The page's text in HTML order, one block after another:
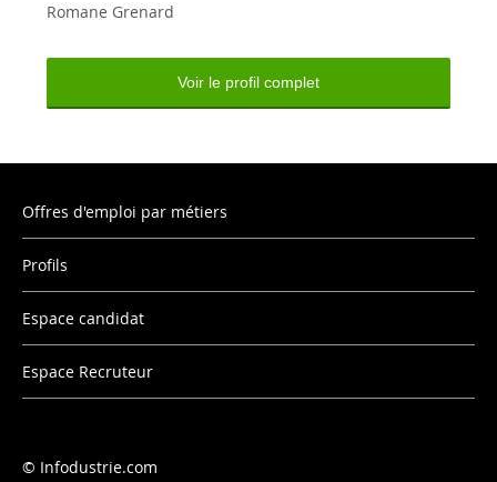
Romane Grenard
Voir le profil complet
Offres d'emploi par métiers
Profils
Espace candidat
Espace Recruteur
Infodustrie.com